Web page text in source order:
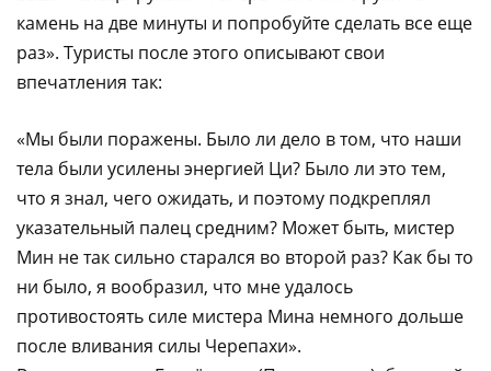
камень на две минуты и попробуйте сделать все еще
раз». Туристы после этого описывают свои
впечатления так:
«Мы были поражены. Было ли дело в том, что наши
тела были усилены энергией Ци? Было ли это тем,
что я знал, чего ожидать, и поэтому подкреплял
указательный палец средним? Может быть, мистер
Мин не так сильно старался во второй раз? Как бы то
ни было, я вообразил, что мне удалось
противостоять силе мистера Мина немного дольше
после вливания силы Черепахи».